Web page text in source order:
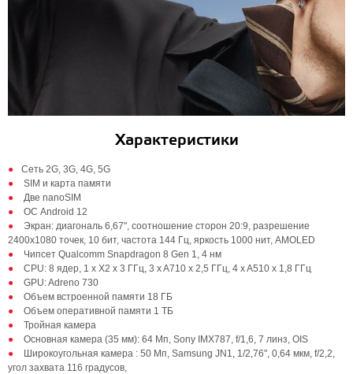
Характеристики
Cеть 2G, 3G, 4G, 5G
SIM и карта памяти
Две nanoSIM
ОС Android 12
Экран: диагональ 6,67", соотношение сторон 20:9, разрешение
2400х1080 точек, 10 бит, частота 144 Гц, яркость 1000 нит, AMOLED
Чипсет Qualcomm Snapdragon 8 Gen 1, 4 нм
CPU: 8 ядер, 1 x X2 x 3 ГГц, 3 x A710 x 2,5 ГГц, 4 x A510 x 1,8 ГГц
GPU: Adreno 730
Объем встроенной памяти 18 ГБ
Объем оперативной памяти 1 ТБ
Тройная камера
Основная камера (35 мм): 64 Мп, Sony IMX787, f/1,6, 7 линз, OIS
Широкоугольная камера : 50 Мп, Samsung JN1, 1/2,76", 0,64 мкм, f/2,2,
угол захвата 116 градусов,